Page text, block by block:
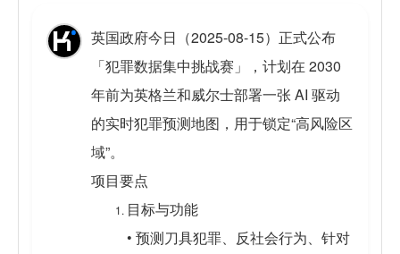
英国政府今日（2025-08-15）正式公布
「犯罪数据集中挑战赛」，计划在 2030
年前为英格兰和威尔士部署一张 AI 驱动
的实时犯罪预测地图，用于锁定“高风险区
域”。
项目要点
目标与功能
• 预测刀具犯罪、反社会行为、针对